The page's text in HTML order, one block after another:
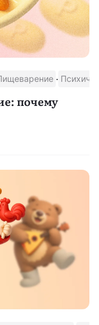
·
почему